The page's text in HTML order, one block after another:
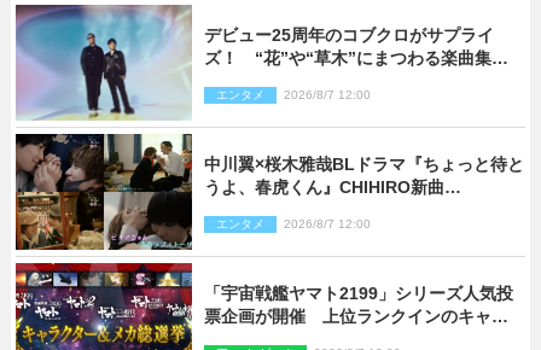
デビュー25周年のコブクロがサプライ
ズ！ “花”や“草木”にまつわる楽曲集め
信リリース
エンタメ 2026/8/7 12:00
中川翼×桜木雅哉BLドラマ『ちょっと待と
うよ、春虎くん』CHIHIRO新曲
エンタメ 2026/8/7 12:00
「宇宙戦艦ヤマト2199」シリーズ人気投
票企画が開催 上位ランクインのキャラ